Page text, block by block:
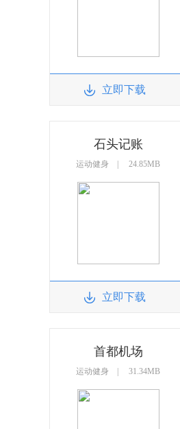
立即下载
石头记账
运动健身 | 24.85MB
立即下载
首都机场
运动健身 | 31.34MB